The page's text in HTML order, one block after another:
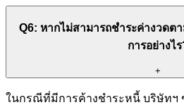
Q6: หากไม่สามารถชำระค่างวดต
การอย่างไ
+
ในกรณีที่มีการค้างชำระหนี้ บริษัทฯ